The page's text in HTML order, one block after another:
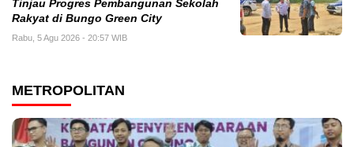
Tinjau Progres Pembangunan Sekolah
Rakyat di Bungo Green City
Rabu, 5 Agu 2026 - 20:57 WIB
METROPOLITAN